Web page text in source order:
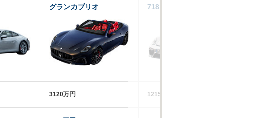
グランカブリオ
3120万円
718スパイダー
1215～2024万円